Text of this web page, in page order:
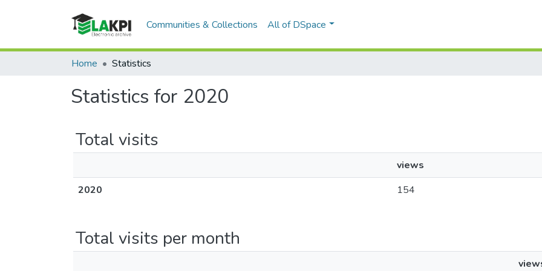
Communities & Collections All of DSpace
Home Statistics
Statistics for 2020
Total visits
views
2020
154
Total visits per month